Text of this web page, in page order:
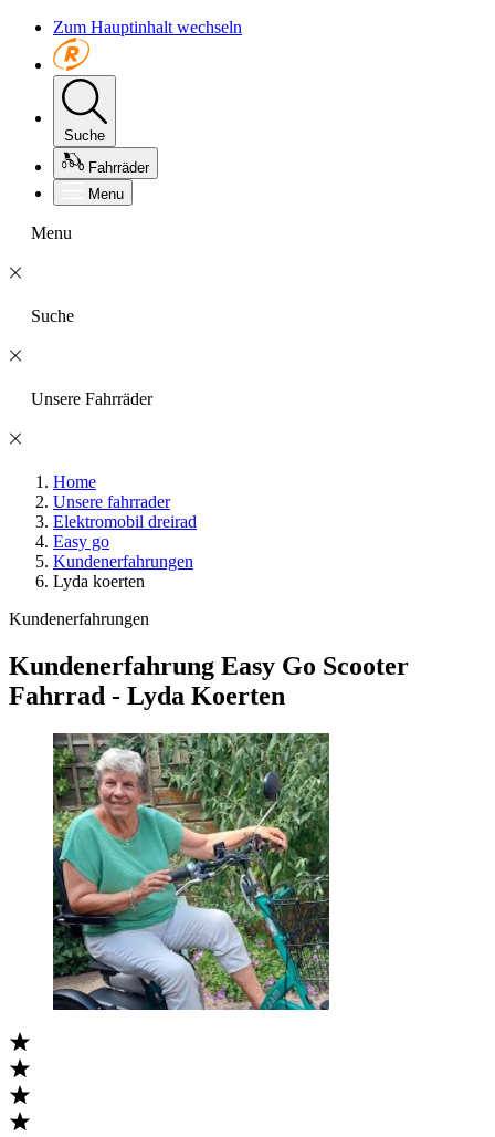
Zum Hauptinhalt wechseln
Suche
Fahrräder
Menu
Menu
Suche
Unsere Fahrräder
Home
Unsere fahrrader
Elektromobil dreirad
Easy go
Kundenerfahrungen
Lyda koerten
Kundenerfahrungen
Kundenerfahrung Easy Go Scooter
Fahrrad - Lyda Koerten